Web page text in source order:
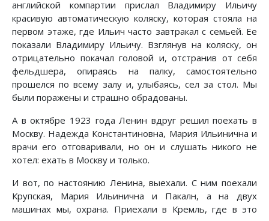
английской компартии прислал Владимиру Ильичу
красивую автоматическую коляску, которая стояла на
первом этаже, где Ильич часто завтракал с семьей. Ее
показали Владимиру Ильичу. Взглянув на коляску, он
отрицательно покачал головой и, отстранив от себя
фельдшера, опираясь на палку, самостоятельно
прошелся по всему залу и, улыбаясь, сел за стол. Мы
были поражены и страшно обрадованы.
А в октябре 1923 года Ленин вдруг решил поехать в
Москву. Надежда Константиновна, Мария Ильинична и
врачи его отговаривали, но он и слушать никого не
хотел: ехать в Москву и только.
И вот, по настоянию Ленина, выехали. С ним поехали
Крупская, Мария Ильинична и Пакалн, а на двух
машинах мы, охрана. Приехали в Кремль, где в это